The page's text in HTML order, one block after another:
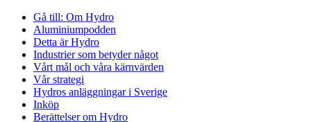
Gå till: Om Hydro
Aluminiumpodden
Detta är Hydro
Industrier som betyder något
Vårt mål och våra kärnvärden
Vår strategi
Hydros anläggningar i Sverige
Inköp
Berättelser om Hydro